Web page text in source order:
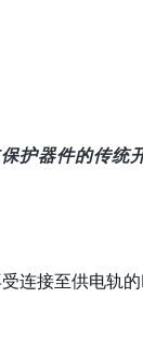
护器件的传统
接至供电轨